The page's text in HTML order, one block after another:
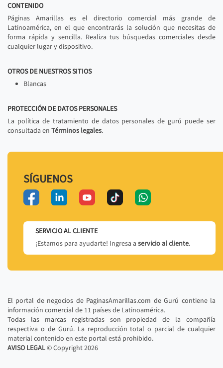
CONTENIDO
Páginas Amarillas es el directorio comercial más grande de
Latinoamérica, en el que encontrarás la solución que necesitas de
forma rápida y sencilla. Realiza tus búsquedas comerciales desde
cualquier lugar y dispositivo.
OTROS DE NUESTROS SITIOS
Blancas
PROTECCIÓN DE DATOS PERSONALES
La política de tratamiento de datos personales de gurú puede ser
consultada en Términos legales.
SÍGUENOS
SERVICIO AL CLIENTE
¡Estamos para ayudarte! Ingresa a servicio al cliente.
El portal de negocios de PaginasAmarillas.com de Gurú contiene la
información comercial de 11 países de Latinoamérica.
Todas las marcas registradas son propiedad de la compañía
respectiva o de Gurú. La reproducción total o parcial de cualquier
material contenido en este portal está prohibido.
AVISO LEGAL© Copyright2026